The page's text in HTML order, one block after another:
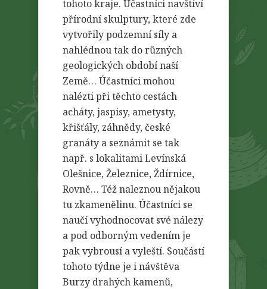
tohoto kraje. Účastníci navštíví
přírodní skulptury, které zde
vytvořily podzemní síly a
nahlédnou tak do různých
geologických období naší
Země… Účastníci mohou
nalézti při těchto cestách
acháty, jaspisy, ametysty,
křišťály, záhnědy, české
granáty a seznámit se tak
např. s lokalitami Levínská
Olešnice, Železnice, Ždírnice,
Rovně… Též naleznou nějakou
tu zkamenělinu. Účastníci se
naučí vyhodnocovat své nálezy
a pod odborným vedením je
pak vybrousí a vyleští. Součástí
tohoto týdne je i návštěva
Burzy drahých kamenů,